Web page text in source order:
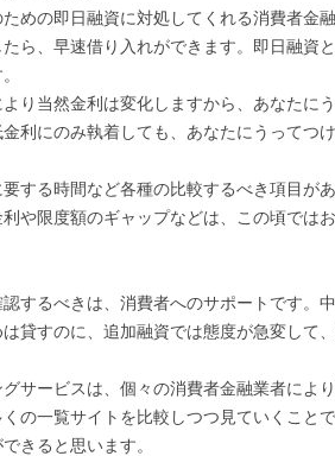
めの即日融資に対処してくれる消費者金
ら、早速借り入れができます。即日融資
り当然金利は変化しますから、あなたに
利にのみ執着しても、あなたにうってつ
する時間など各種の比較するべき項目が
や限度額のギャップなどは、この頃では
するべきは、消費者へのサポートです。
貸すのに、追加融資では態度が急変して
サービスは、個々の消費者金融業者によ
の一覧サイトを比較しつつ見ていくこと
きると思います。